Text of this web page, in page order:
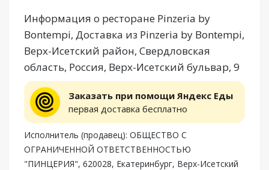
Информация о ресторане Pinzeria by
Bontempi, Доставка из Pinzeria by Bontempi,
Верх-Исетский район, Свердловская
область, Россия, Верх-Исетский бульвар, 9
Заказать при помощи Яндекс Еды
первая доставка бесплатно
Исполнитель (продавец): ОБЩЕСТВО С
ОГРАНИЧЕННОЙ ОТВЕТСТВЕННОСТЬЮ
"ПИНЦЕРИЯ", 620028, Екатеринбург, Верх-Исетский